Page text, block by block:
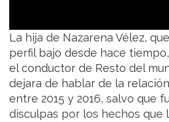
La hija de Nazarena Vélez,
perfil bajo desde hace
el conductor de Resto del
dejara de hablar de la
entre 2015 y 2016, salvo que
disculpas por los hechos que